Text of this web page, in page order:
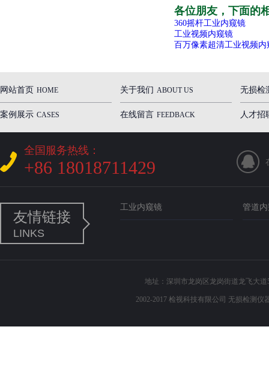
各位朋友，下面的
360摇杆工业内窥镜
工业视频内窥镜
百万像素超清工业视频内
网站首页 HOME 关于我们 ABOUT US 无损检
案例展示 CASES 在线留言 FEEDBACK 人才招
全国服务热线：
+86 18018711429
友情链接
LINKS
工业内窥镜 管道
地址：深圳市龙岗区龙岗街道龙飞大
2002-2017 检视科技有限公司 无损检